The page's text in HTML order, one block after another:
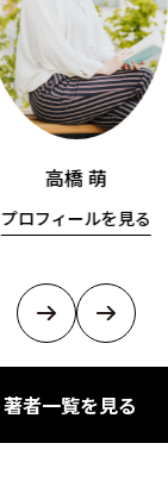
高橋 萌
プロフィールを見る
著者一覧を見る